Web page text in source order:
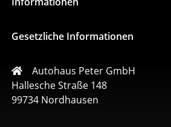
Gesetzliche Informationen
Autohaus Peter GmbH
Hallesche Straße 148
99734 Nordhausen